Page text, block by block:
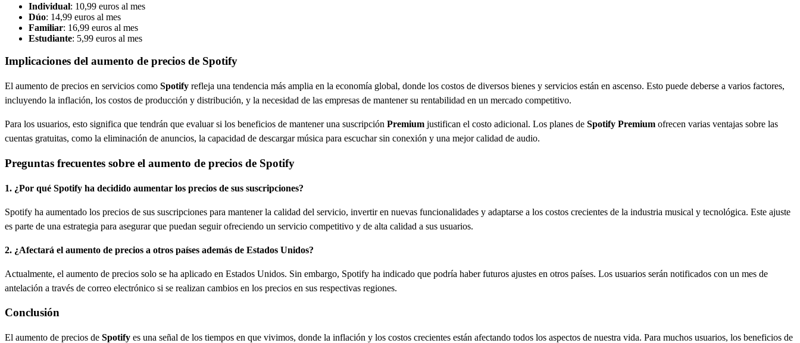
Individual: 10,99 euros al mes
Dúo: 14,99 euros al mes
Familiar: 16,99 euros al mes
Estudiante: 5,99 euros al mes
Implicaciones del aumento de precios de Spotify
El aumento de precios en servicios como Spotify refleja una tendencia más amplia en la economía global, donde los costos de diversos bienes y servicios están en ascenso. Esto puede deberse a varios factores,
incluyendo la inflación, los costos de producción y distribución, y la necesidad de las empresas de mantener su rentabilidad en un mercado competitivo.
Para los usuarios, esto significa que tendrán que evaluar si los beneficios de mantener una suscripción Premium justifican el costo adicional. Los planes de Spotify Premium ofrecen varias ventajas sobre las
cuentas gratuitas, como la eliminación de anuncios, la capacidad de descargar música para escuchar sin conexión y una mejor calidad de audio.
Preguntas frecuentes sobre el aumento de precios de Spotify
1. ¿Por qué Spotify ha decidido aumentar los precios de sus suscripciones?
Spotify ha aumentado los precios de sus suscripciones para mantener la calidad del servicio, invertir en nuevas funcionalidades y adaptarse a los costos crecientes de la industria musical y tecnológica. Este ajuste
es parte de una estrategia para asegurar que puedan seguir ofreciendo un servicio competitivo y de alta calidad a sus usuarios.
2. ¿Afectará el aumento de precios a otros países además de Estados Unidos?
Actualmente, el aumento de precios solo se ha aplicado en Estados Unidos. Sin embargo, Spotify ha indicado que podría haber futuros ajustes en otros países. Los usuarios serán notificados con un mes de
antelación a través de correo electrónico si se realizan cambios en los precios en sus respectivas regiones.
Conclusión
El aumento de precios de Spotify es una señal de los tiempos en que vivimos, donde la inflación y los costos crecientes están afectando todos los aspectos de nuestra vida. Para muchos usuarios, los beneficios de